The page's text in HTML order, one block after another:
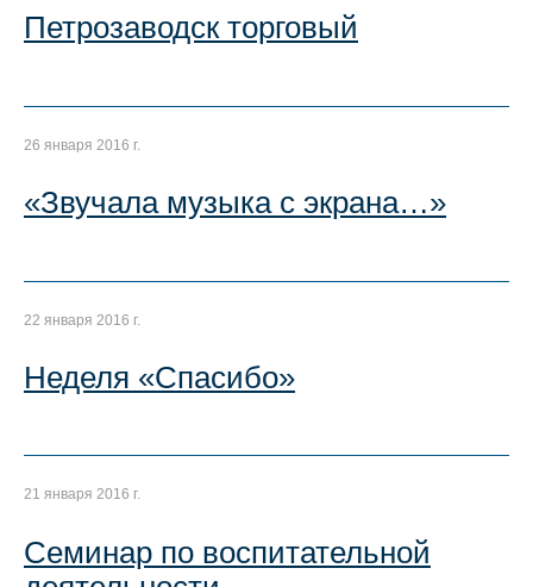
Петрозаводск торговый
26 января 2016 г.
«Звучала музыка с экрана…»
22 января 2016 г.
Неделя «Спасибо»
21 января 2016 г.
Семинар по воспитательной